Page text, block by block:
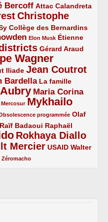
Bercoff Attac Calandreta
Christophe
Collège des Bernardins
Elon Musk Étienne
Gérard Araud
Wagner
Iliade Jean Coutrot
Bardella La famille
Maria Corina
Mercosur Mykhailo
programmée Olaf
Raïf Badaoui Raphaël
Rokhaya Diallo
Mercier USAID Walter
Zéromacho